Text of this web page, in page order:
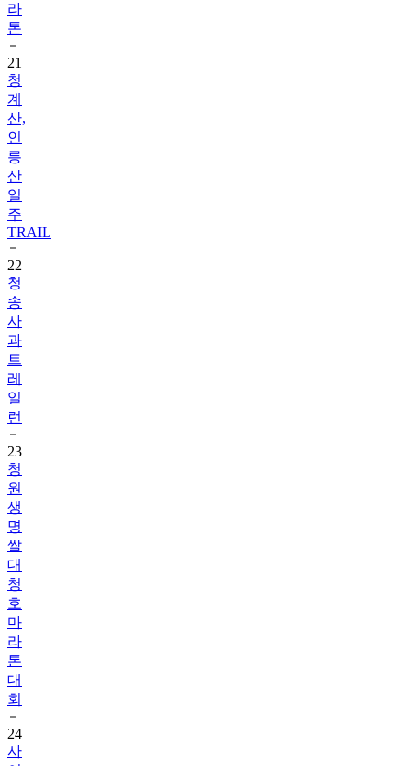
라
톤
21
청
계
산,
인
릉
산
일
주
TRAIL
22
청
송
사
과
트
레
일
런
23
청
원
생
명
쌀
대
청
호
마
라
톤
대
회
24
사